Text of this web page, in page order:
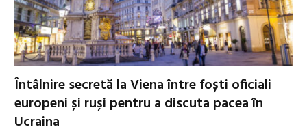
Întâlnire secretă la Viena între foști oficiali
europeni și ruși pentru a discuta pacea în
Ucraina